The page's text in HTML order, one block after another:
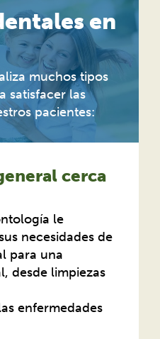
en
muchos tipos
satisfacer las
pacientes:
cerca
le
necesidades de
para una
desde limpiezas
enfermedades